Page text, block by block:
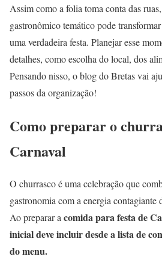
Assim como a folia toma conta das
gastronômico temático pode
uma verdadeira festa. Planejar esse
detalhes, como escolha do local, dos
Pensando nisso, o blog do Bretas vai
passos da organização!
Como preparar o
Carnaval
O churrasco é uma celebração que
gastronomia com a energia contagiante
Ao preparar acomida para festa de
inicial deve incluir desde a lista de
do menu.